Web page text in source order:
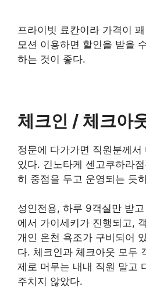
프라이빗 료칸이라 가격이
모션 이용하면 할인을 받을
하는 것이 좋다.
체크인 / 체크아
정문에 다가가면 직원분께서
있다. 긴노타케 센고쿠하라
히 중점을 두고 운영되는 듯
성인전용, 하루 9객실만 받
에서 가이세키가 진행되고,
개인 온천 욕조가 구비되어
다. 체크인과 체크아웃 모두
제로 머무는 내내 직원 말고
주치지 않았다.